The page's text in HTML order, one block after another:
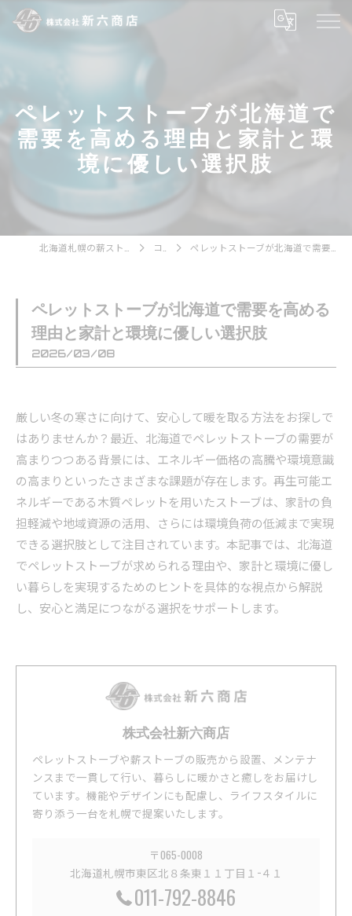
ペレットストーブが北海道で
需要を高める理由と家計と環
境に優しい選択肢
コラム ペレットストーブが北海道で需要を高める理由と家計と環境に優しい選択肢
ペレットストーブが北海道で需要を高める
理由と家計と環境に優しい選択肢
2026/03/08
厳しい冬の寒さに向けて、安心して暖を取る方法をお探しで
はありませんか？最近、北海道でペレットストーブの需要が
高まりつつある背景には、エネルギー価格の高騰や環境意識
の高まりといったさまざまな課題が存在します。再生可能エ
ネルギーである木質ペレットを用いたストーブは、家計の負
担軽減や地域資源の活用、さらには環境負荷の低減まで実現
できる選択肢として注目されています。本記事では、北海道
でペレットストーブが求められる理由や、家計と環境に優し
い暮らしを実現するためのヒントを具体的な視点から解説
し、安心と満足につながる選択をサポートします。
株式会社新六商店
ペレットストーブや薪ストーブの販売から設置、メンテナ
ンスまで一貫して行い、暮らしに暖かさと癒しをお届けし
ています。機能やデザインにも配慮し、ライフスタイルに
寄り添う一台を札幌で提案いたします。
〒065-0008
北海道札幌市東区北８条東１１丁目１−４１
011-792-8846